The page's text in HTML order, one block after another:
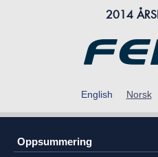
2014
English Norsk
Oppsummering